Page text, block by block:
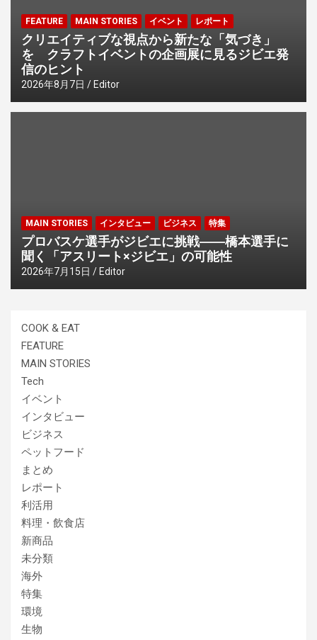
FEATURE MAIN STORIES イベント レポート
クリエイティブな視点から新たな「気づき」
を クラフトイベントの企画展に見るジビエ発
信のヒント
2026年8月7日 Editor
MAIN STORIES インタビュー ビジネス 特集
プロバスケ選手がジビエに挑戦――橋本選手に
聞く「アスリート×ジビエ」の可能性
2026年7月15日 Editor
COOK & EAT
FEATURE
MAIN STORIES
Tech
イベント
インタビュー
ビジネス
ペットフード
まとめ
レポート
利活用
料理・飲食店
新商品
未分類
海外
特集
環境
生物